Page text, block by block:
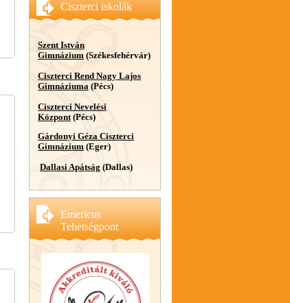
Ciszterci iskolák
Szent István
Gimnázium (Székesfehérvár)
Ciszterci Rend Nagy Lajos
Gimnáziuma (Pécs)
Ciszterci Nevelési
Központ(Pécs)
Gárdonyi Géza Ciszterci
Gimnázium (Eger)
Dallasi Apátság (Dallas)
Emericus
Tehetségpont